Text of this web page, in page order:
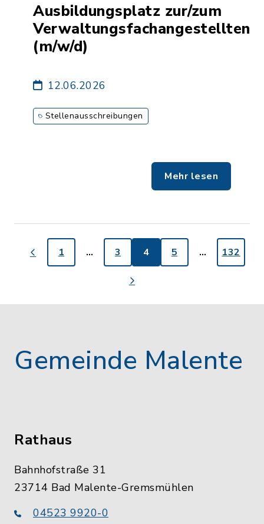
Ausbildungsplatz zur/zum
Verwaltungsfachangestellten
(m/w/d)
12.06.2026
Stellenausschreibungen
Mehr lesen
1 … 3 4 5 … 132
Gemeinde Malente
Rathaus
Bahnhofstraße 31
23714 Bad Malente-Gremsmühlen
04523 9920-0